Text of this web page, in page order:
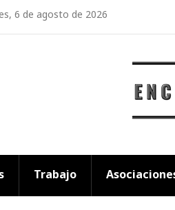
6 de agosto de 2026
Trabajo